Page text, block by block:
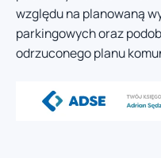
względu na planowaną
parkingowych oraz
odrzuconego planu